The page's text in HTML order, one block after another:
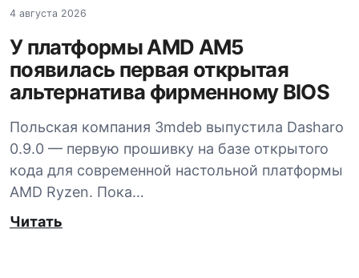
4 августа 2026
У платформы AMD AM5
появилась первая открытая
альтернатива фирменному BIOS
Польская компания 3mdeb выпустила Dasharo
0.9.0 — первую прошивку на базе открытого
кода для современной настольной платформы
AMD Ryzen. Пока…
Читать